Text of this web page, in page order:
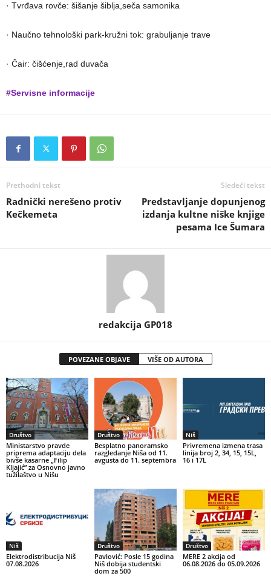
· Tvrđava rovče: šišanje šiblja,seča samonika
· Naučno tehnološki park-kružni tok: grabuljanje trave
· Čair: čišćenje,rad duvača
#Servisne informacije
Prethodni tekst
Radnički nerešeno protiv
Kečkemeta
Sledeći tekst
Predstavljanje dopunjenog
izdanja kultne niške knjige
pesama Ice Šumara
redakcija GP018
POVEZANE OBJAVE VIŠE OD AUTORA
Društvo
Ministarstvo pravde
priprema adaptaciju dela
bivše kasarne „Filip
Kljajić” za Osnovno javno
tužilaštvo u Nišu
Društvo
Besplatno panoramsko
razgledanje Niša od 11.
avgusta do 11. septembra
Niš
Privremena izmena trasa
linija broj 2, 34, 15, 15L,
16 i 17L
Niš
Elektrodistribucija Niš
07.08.2026
Društvo
Pavlović: Posle 15 godina
Niš dobija studentski
dom za 500
Društvo
MERE 2 akcija od
06.08.2026 do 05.09.2026